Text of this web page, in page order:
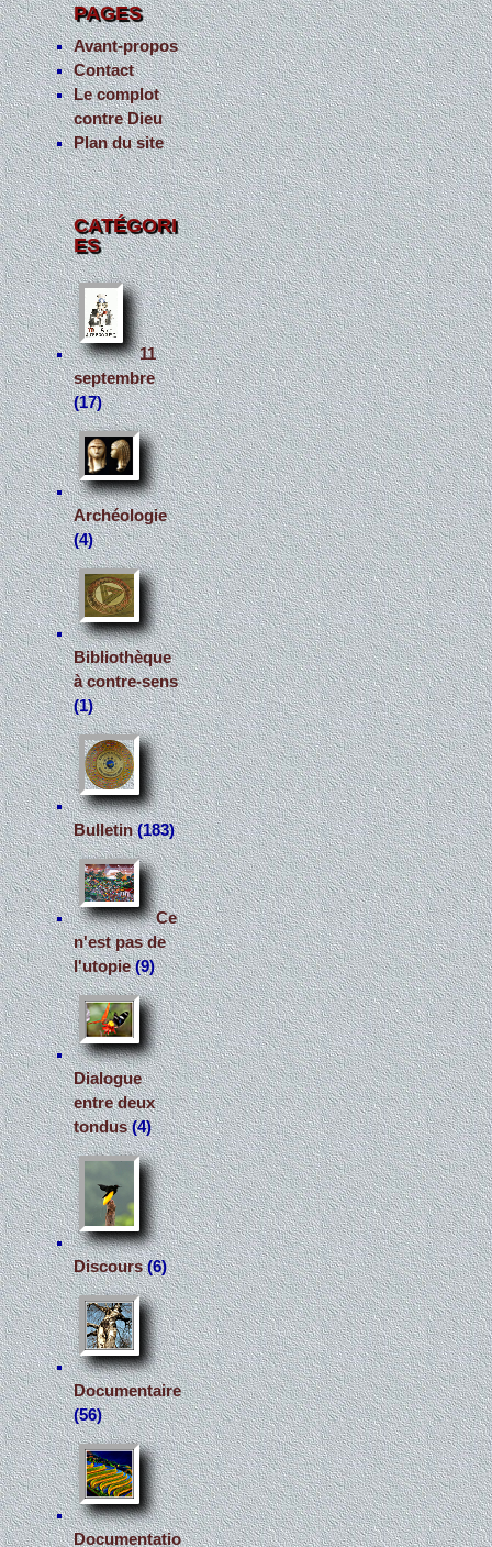
PAGES
Avant-propos
Contact
Le complot
contre Dieu
Plan du site
CATÉGORI
ES
11
septembre
(17)
Archéologie
(4)
Bibliothèque
à contre-sens
(1)
Bulletin(183)
Ce
n'est pas de
l'utopie(9)
Dialogue
entre deux
tondus(4)
Discours(6)
Documentaire
(56)
Documentatio